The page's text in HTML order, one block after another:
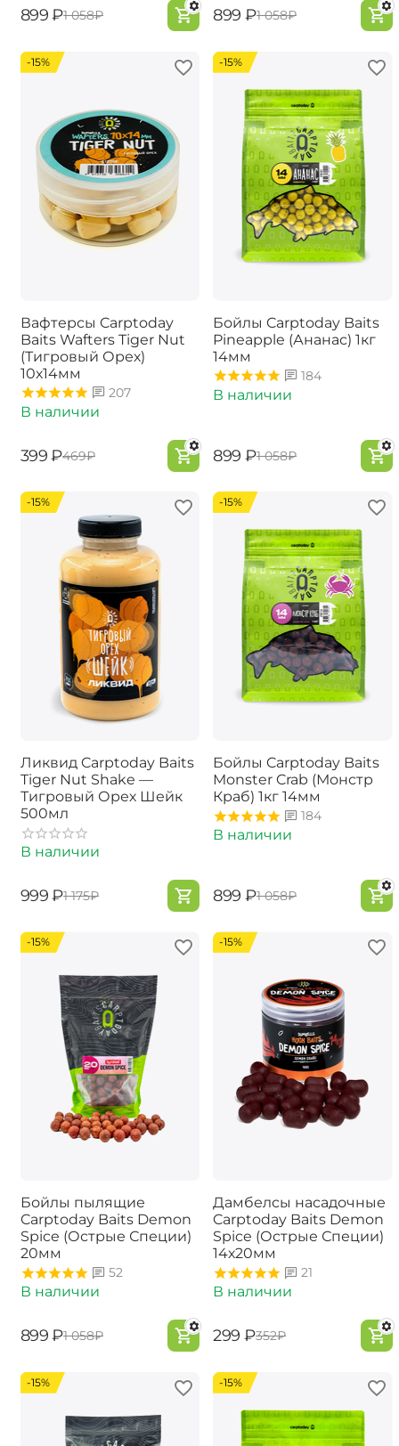
‍899‍ ₽‍1 058‍₽ ‍899‍ ₽‍1 058‍₽
-15%
Вафтерсы Carptoday
Baits Wafters Tiger Nut
(Тигровый Орех)
10х14мм
207
В наличии
‍399‍ ₽‍469‍₽
-15%
Бойлы Carptoday Baits
Pineapple (Ананас) 1кг
14мм
184
В наличии
‍899‍ ₽‍1 058‍₽
-15%
Ликвид Carptoday Baits
Tiger Nut Shake —
Тигровый Орех Шейк
500мл
В наличии
‍999‍ ₽‍1 175‍₽
-15%
Бойлы Carptoday Baits
Monster Crab (Монстр
Краб) 1кг 14мм
184
В наличии
‍899‍ ₽‍1 058‍₽
-15%
Бойлы пылящие
Carptoday Baits Demon
Spice (Острые Специи)
20мм
52
В наличии
‍899‍ ₽‍1 058‍₽
-15%
Дамбелсы насадочные
Carptoday Baits Demon
Spice (Острые Специи)
14х20мм
21
В наличии
‍299‍ ₽‍352‍₽
-15% -15%